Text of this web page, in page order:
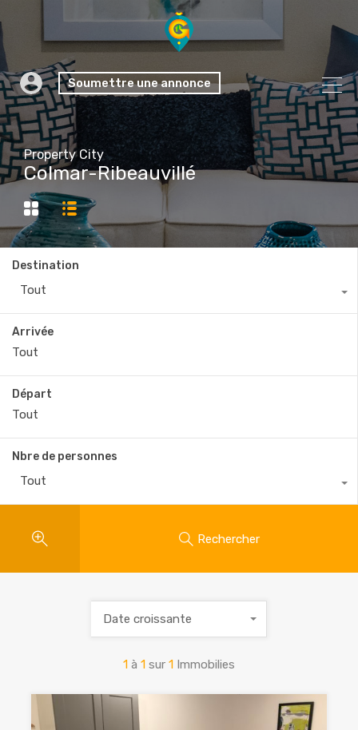
Soumettre une annonce
Property City
Colmar-Ribeauvillé
Destination
Tout
Arrivée
Départ
Nbre de personnes
Tout
Rechercher
1 à 1 sur 1 Immobilies
Date croissante